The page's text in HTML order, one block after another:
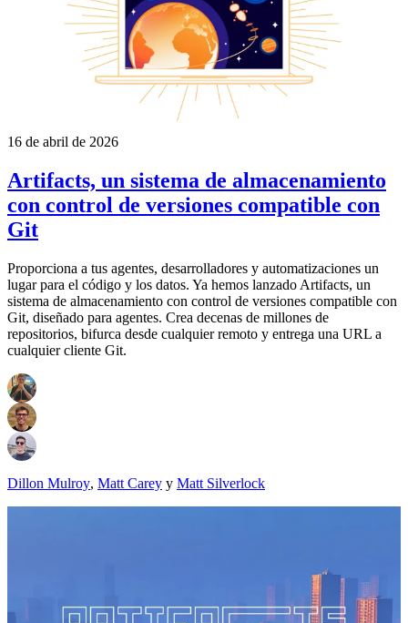
16 de abril de 2026
Artifacts, un sistema de almacenamiento
con control de versiones compatible con
Git
Proporciona a tus agentes, desarrolladores y automatizaciones un
lugar para el código y los datos. Ya hemos lanzado Artifacts, un
sistema de almacenamiento con control de versiones compatible con
Git, diseñado para agentes. Crea decenas de millones de
repositorios, bifurca desde cualquier remoto y entrega una URL a
cualquier cliente Git.
Dillon Mulroy, Matt Carey y Matt Silverlock